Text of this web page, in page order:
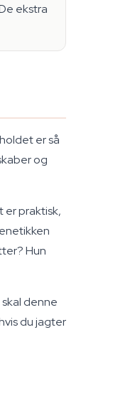
ekstra
er så
og
er praktisk,
Hun
denne
du jagter